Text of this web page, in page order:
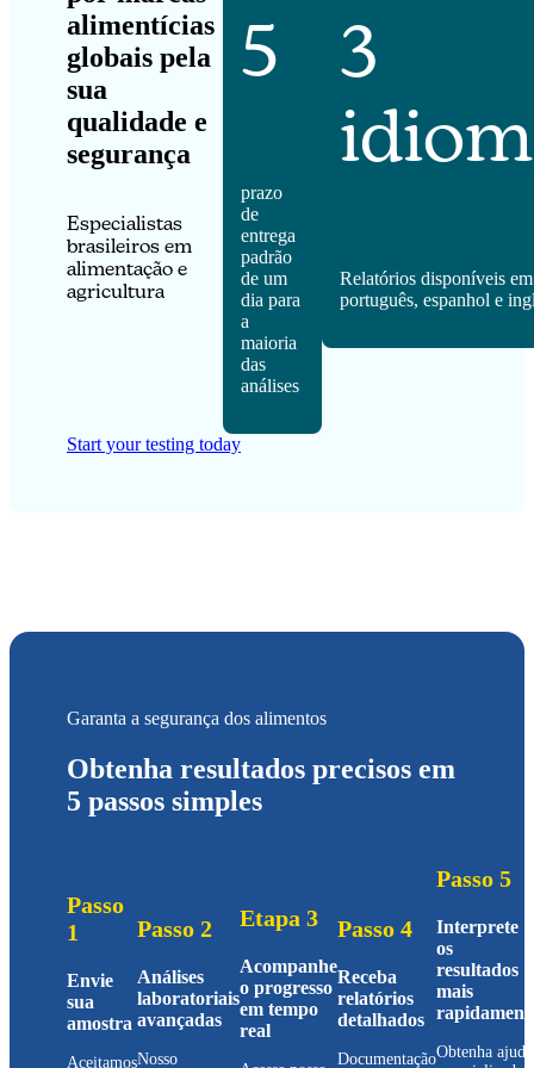
alimentícias
globais pela
sua
qualidade e
segurança
Especialistas
brasileiros em
alimentação e
agricultura
5
prazo
de
entrega
padrão
de um
dia para
a
maioria
das
análises
3
Relatórios disponíveis em
português, espanhol e
Start your testing today
Garanta a segurança dos alimentos
Obtenha resultados precisos em
5 passos simples
Passo
1
Envie
sua
amostra
Aceitamos
Passo 2
Análises
laboratoriais
avançadas
Nosso
Etapa 3
Acompanhe
o progresso
em tempo
real
Passo 4
Receba
relatórios
detalhados
Documentação
Passo 5
Interprete
os
resultados
mais
Obtenha ajuda